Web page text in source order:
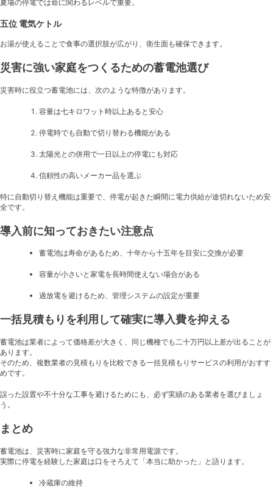
夏場の停電では命に関わるレベルで重要。
五位 電気ケトル
お湯が使えることで食事の選択肢が広がり、衛生面も確保できます。
災害に強い家庭をつくるための蓄電池選び
災害時に役立つ蓄電池には、次のような特徴があります。
容量は七キロワット時以上あると安心
停電時でも自動で切り替わる機能がある
太陽光との併用で一日以上の停電にも対応
信頼性の高いメーカー品を選ぶ
特に自動切り替え機能は重要で、停電が起きた瞬間に電力供給が途切れないため安
全です。
導入前に知っておきたい注意点
蓄電池は寿命があるため、十年から十五年を目安に交換が必要
容量が小さいと家電を長時間使えない場合がある
過放電を避けるため、管理システムの設定が重要
一括見積もりを利用して確実に導入費を抑える
蓄電池は業者によって価格差が大きく、同じ機種でも二十万円以上差が出ることが
あります。
そのため、複数業者の見積もりを比較できる一括見積もりサービスの利用がおすす
めです。
誤った設置や不十分な工事を避けるためにも、必ず実績のある業者を選びましょ
う。
まとめ
蓄電池は、災害時に家庭を守る強力な非常用電源です。
実際に停電を経験した家庭は口をそろえて「本当に助かった」と語ります。
冷蔵庫の維持